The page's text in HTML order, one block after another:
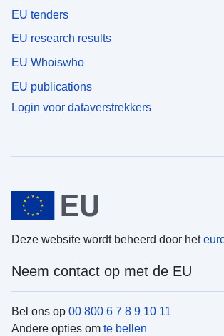
EU tenders
EU research results
EU Whoiswho
EU publications
Login voor dataverstrekkers
Deze website wordt beheerd door het
Neem contact op met de EU
Bel ons op 00 800 6 7 8 9 10 11
Andere opties om te bellen